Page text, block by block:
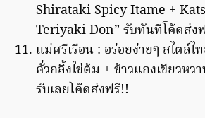
Shirataki Spicy Itame +
Teriyaki Don” รับทันทีโค้ดส่ง
แม่ศรีเรือน : อร่อยง่ายๆ สไตล์ไ
คั่วกลิ้งไข่ต้ม + ข้าวแกงเขียวหว
รับเลยโค้ดส่งฟรี!!